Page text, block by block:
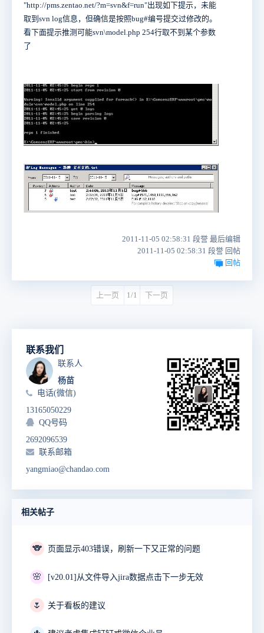
"http://pms.zentao.net/?m=svn&f=run"出现如下提示，未能
取到svn log信息，但确信是按照bug#编号提交过修改的。
看下面提示推测可能svn\model.php 254行取不到某个参数
了
2011-11-05 02:58:31 段誉 最后编辑
2011-11-05 02:58:31 段誉 回帖
回帖
上一页 1/1 下一页
联系我们
联系人
杨苗
电话(微信)
13165050229
QQ号码
2692096539
联系邮箱
yangmiao@chandao.com
相关帖子
🐨 页面显示403错误，刷新一下又正常的问题
🌸 [v20.01]从文件导入jira数据点击下一步无效
🌷 关于看板的建议